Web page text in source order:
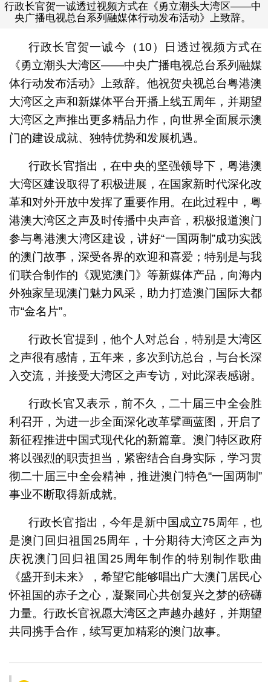
行政长官贺一诚透过视频方式在《勇立潮头大湾区——中
央广播电视总台系列融媒体行动发布活动》上致辞。
行政长官贺一诚今（10）日透过视频方式在
《勇立潮头大湾区——中央广播电视总台系列融媒
体行动发布活动》上致辞。他祝贺央视总台粤港澳
大湾区之声和新媒体平台开播上线五周年，并期望
大湾区之声推出更多精品力作，向世界全面展示澳
门的建设成就、独特优势和发展机遇。
行政长官指出，在中央的坚强领导下，粤港澳
大湾区建设取得了积极进展，在国家新时代深化改
革和对外开放中发挥了重要作用。在此过程中，粤
港澳大湾区之声及时传播中央声音，积极报道澳门
参与粤港澳大湾区建设，讲好“一国两制”成功实践
的澳门故事，深受各界的欢迎和喜爱；特别是与我
们联合制作的《观览澳门》等新媒体产品，向海内
外独家呈现澳门魅力风采，助力打造澳门国际大都
市“金名片”。
行政长官提到，他个人对总台，特别是大湾区
之声很有感情，五年来，多次到访总台，与台长深
入交流，并接受大湾区之声专访，对此深表感谢。
行政长官又表示，前不久，二十届三中全会胜
利召开，为进一步全面深化改革擘画蓝图，开启了
新征程推进中国式现代化的新篇章。澳门特区政府
将以强烈的职责担当，紧密结合自身实际，学习贯
彻二十届三中全会精神，推进澳门特色“一国两制”
事业不断取得新成就。
行政长官指出，今年是新中国成立75周年，也
是澳门回归祖国25周年，十分期待大湾区之声为
庆祝澳门回归祖国25周年制作的特别制作歌曲
《盛开到未来》，希望它能够唱出广大澳门居民心
怀祖国的赤子之心，凝聚同心共创复兴之梦的磅礴
力量。行政长官祝愿大湾区之声越办越好，并期望
共同携手合作，续写更加精彩的澳门故事。